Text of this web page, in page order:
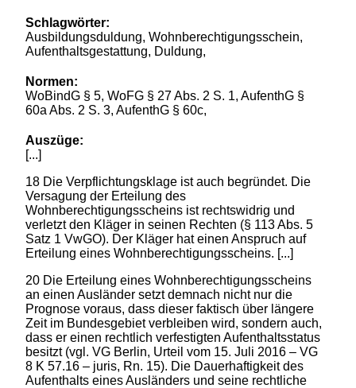
Schlagwörter:
Ausbildungsduldung, Wohnberechtigungsschein,
Aufenthaltsgestattung, Duldung,
Normen:
WoBindG § 5, WoFG § 27 Abs. 2 S. 1, AufenthG §
60a Abs. 2 S. 3, AufenthG § 60c,
Auszüge:
[...]
18 Die Verpflichtungsklage ist auch begründet. Die
Versagung der Erteilung des
Wohnberechtigungsscheins ist rechtswidrig und
verletzt den Kläger in seinen Rechten (§ 113 Abs. 5
Satz 1 VwGO). Der Kläger hat einen Anspruch auf
Erteilung eines Wohnberechtigungsscheins. [...]
20 Die Erteilung eines Wohnberechtigungsscheins
an einen Ausländer setzt demnach nicht nur die
Prognose voraus, dass dieser faktisch über längere
Zeit im Bundesgebiet verbleiben wird, sondern auch,
dass er einen rechtlich verfestigten Aufenthaltsstatus
besitzt (vgl. VG Berlin, Urteil vom 15. Juli 2016 – VG
8 K 57.16 – juris, Rn. 15). Die Dauerhaftigkeit des
Aufenthalts eines Ausländers und seine rechtliche